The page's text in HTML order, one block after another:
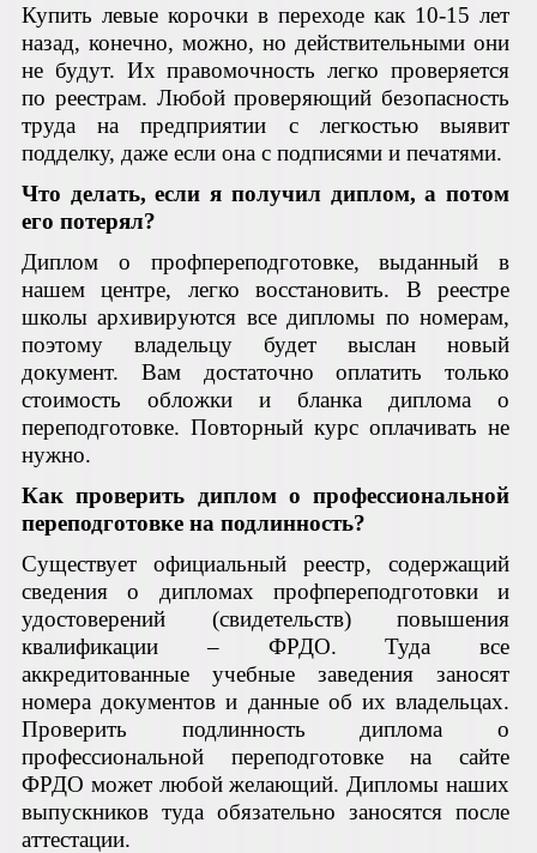
Купить левые корочки в переходе как 10-15 лет
назад, конечно, можно, но действительными они
не будут. Их правомочность легко проверяется
по реестрам. Любой проверяющий безопасность
труда на предприятии с легкостью выявит
подделку, даже если она с подписями и печатями.
Что делать, если я получил диплом, а потом
его потерял?
Диплом о профпереподготовке, выданный в
нашем центре, легко восстановить. В реестре
школы архивируются все дипломы по номерам,
поэтому владельцу будет выслан новый
документ. Вам достаточно оплатить только
стоимость обложки и бланка диплома о
переподготовке. Повторный курс оплачивать не
нужно.
Как проверить диплом о профессиональной
переподготовке на подлинность?
Существует официальный реестр, содержащий
сведения о дипломах профпереподготовки и
удостоверений (свидетельств) повышения
квалификации – ФРДО. Туда все
аккредитованные учебные заведения заносят
номера документов и данные об их владельцах.
Проверить подлинность диплома о
профессиональной переподготовке на сайте
ФРДО может любой желающий. Дипломы наших
выпускников туда обязательно заносятся после
аттестации.